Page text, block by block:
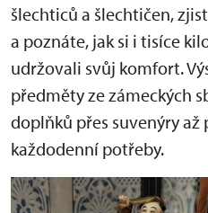
šlechticů a šlechtičen,
a poznáte, jak si i tisíce
udržovali svůj komfort.
předměty ze zámeckých
doplňků přes suvenýry až
každodenní potřeby.